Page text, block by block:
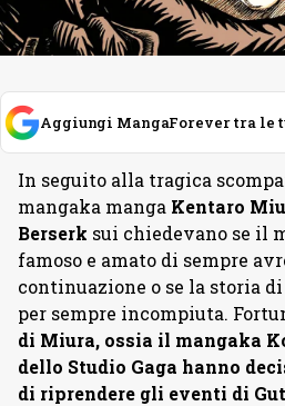
Aggiungi MangaForever tra le
In seguito alla tragica
mangaka manga Kentaro
Berserk sui chiedevano se il
famoso e amato di sempre
continuazione o se la storia
per sempre incompiuta.
di Miura, ossia il mangaka
dello Studio Gaga hanno
di riprendere gli eventi di